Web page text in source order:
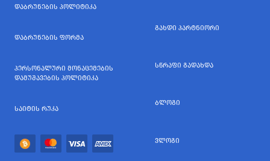
ᲓᲐᲑᲠᲣᲜᲔᲑᲘᲡ ᲞᲝᲚᲘᲢᲘᲙᲐ
ᲓᲐᲑᲠᲣᲜᲔᲑᲘᲡ ᲤᲝᲠᲛᲐ
ᲞᲔᲠᲡᲝᲜᲐᲚᲣᲠᲘ ᲛᲝᲜᲐᲪᲔᲛᲔᲑᲘᲡ
ᲓᲐᲛᲣᲨᲐᲕᲔᲑᲘᲡ ᲞᲝᲚᲘᲢᲘᲙᲐ
ᲡᲐᲘᲢᲘᲡ ᲠᲣᲙᲐ
ᲒᲐᲮᲓᲘ ᲞᲐᲠᲢᲜᲘᲝᲠᲘ
ᲡᲬᲠᲐᲤᲘ ᲒᲐᲓᲐᲮᲓᲐ
ᲑᲚᲝᲒᲘ
ᲕᲚᲝᲒᲘ